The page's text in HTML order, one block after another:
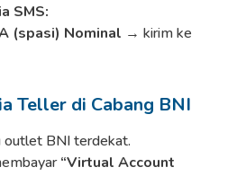
SMS:
(spasi) Nominal → kirim ke
Teller di Cabang BNI
outlet BNI terdekat.
“Virtual Account